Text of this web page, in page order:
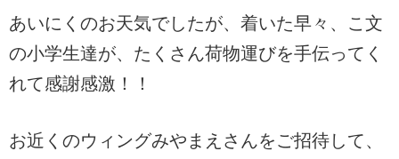
あいにくのお天気でしたが、着いた早々、こ文
の小学生達が、たくさん荷物運びを手伝ってく
れて感謝感激！！
お近くのウィングみやまえさんをご招待して、